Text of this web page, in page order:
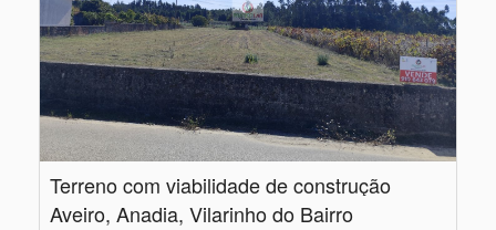
Terreno com viabilidade de construção
Aveiro, Anadia, Vilarinho do Bairro